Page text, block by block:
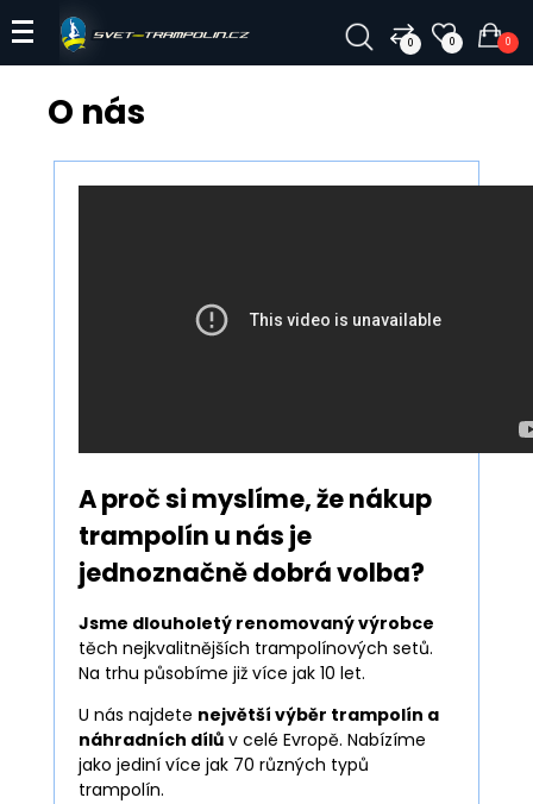
0 0 0
O nás
A proč si myslíme, ženákup
trampolín u nás je
jednoznačně dobrá volba?
Jsme dlouholetý renomovaný výrobce
těch nejkvalitnějších trampolínových setů.
Na trhu působíme již více jak 10 let.
U nás najdete největší výběr trampolín a
náhradních dílů v celé Evropě. Nabízíme
jako jediní více jak 70 různých typů
trampolín.